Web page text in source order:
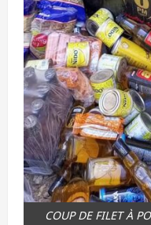
COUP DE FILET À